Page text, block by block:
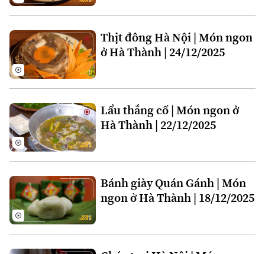
Hà Nội
Chính trị
An ninh trật tự
Công nghệ
Hà Nội
Nhịp sống Hà Nội
Người Hà Nội
Khoảnh khắc Hà Nội
Thế giới
Tin tức
Quân sự
Hồ sơ
Người Việt 4 phương
Kinh tế
Tin tức
Tài chính Ngân hàng
Doanh nghiệp
Nhà đất
Tin tức
Đầu tư
Tàu và Xe
Ô tô
Tàu
Giáo dục
Văn hóa
Thịt đông Hà Nội | Món ngon
ở Hà Thành | 24/12/2025
Lẩu thắng cố | Món ngon ở
Hà Thành | 22/12/2025
Bánh giày Quán Gánh | Món
ngon ở Hà Thành | 18/12/2025